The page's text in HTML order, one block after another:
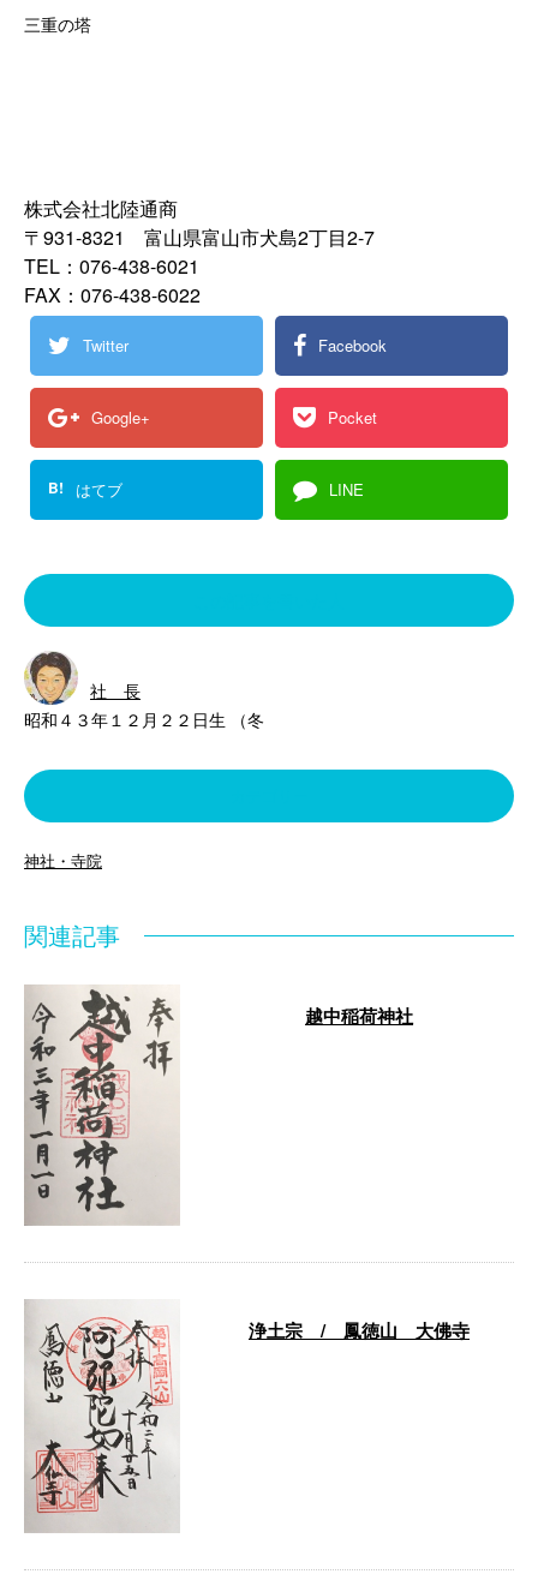
三重の塔
株式会社北陸通商
〒931-8321 富山県富山市犬島2丁目2-7
TEL：076-438-6021
FAX：076-438-6022
Twitter Facebook
Google+ Pocket
B! はてブ LINE
社 長
昭和４３年１２月２２日生 （冬
神社・寺院
関連記事
越中稲荷神社
浄土宗 / 鳳徳山 大佛寺